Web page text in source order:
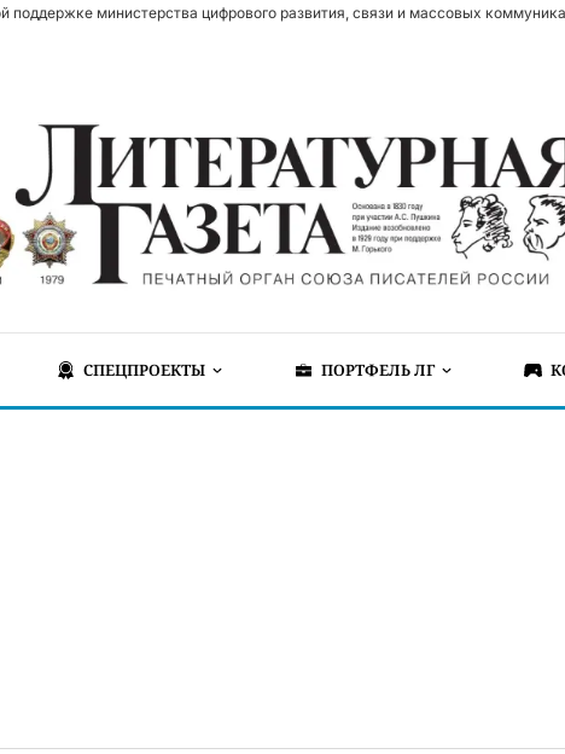
поддержке министерства цифрового развития, связи и массовых
СПЕЦПРОЕКТЫ ПОРТФЕЛЬ ЛГ